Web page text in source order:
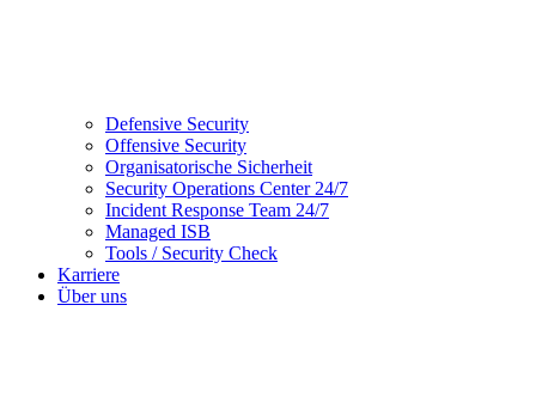
Defensive Security
Offensive Security
Organisatorische Sicherheit
Security Operations Center 24/7
Incident Response Team 24/7
Managed ISB
Tools / Security Check
Karriere
Über uns